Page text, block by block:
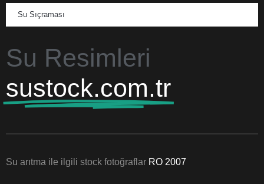
Su Sıçraması
Su Resimleri
sustock.com.tr
Su arıtma ile ilgili stock fotoğraflar RO 2007